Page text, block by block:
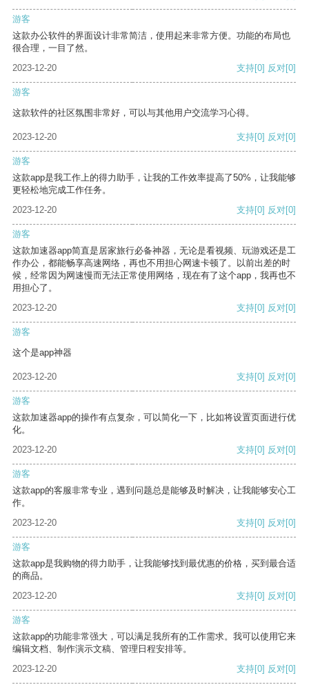
游客
这款办公软件的界面设计非常简洁，使用起来非常方便。功能的布局也
很合理，一目了然。
2023-12-20
支持[0] 反对[0]
游客
这款软件的社区氛围非常好，可以与其他用户交流学习心得。
2023-12-20 支持[0] 反对[0]
游客
这款app是我工作上的得力助手，让我的工作效率提高了50%，让我能够
更轻松地完成工作任务。
2023-12-20
支持[0] 反对[0]
游客
这款加速器app简直是居家旅行必备神器，无论是看视频、玩游戏还是工
作办公，都能畅享高速网络，再也不用担心网速卡顿了。以前出差的时
候，经常因为网速慢而无法正常使用网络，现在有了这个app，我再也不
用担心了。
2023-12-20
支持[0] 反对[0]
游客
这个是app神器
2023-12-20 支持[0] 反对[0]
游客
这款加速器app的操作有点复杂，可以简化一下，比如将设置页面进行优
化。
2023-12-20
支持[0] 反对[0]
游客
这款app的客服非常专业，遇到问题总是能够及时解决，让我能够安心工
作。
2023-12-20
支持[0] 反对[0]
游客
这款app是我购物的得力助手，让我能够找到最优惠的价格，买到最合适
的商品。
2023-12-20
支持[0] 反对[0]
游客
这款app的功能非常强大，可以满足我所有的工作需求。我可以使用它来
编辑文档、制作演示文稿、管理日程安排等。
2023-12-20
支持[0] 反对[0]